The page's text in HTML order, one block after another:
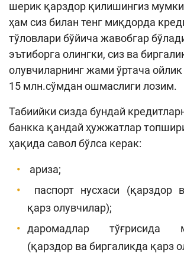
шерик қарздор қилишингиз
ҳам сиз билан тенг миқдорда
тўловлари бўйича жавобгар
эътиборга олингки, сиз ва
олувчиларнинг жами ўртача
15 млн.сўмдан ошмаслиги лозим.
Табиийки сизда бундай
банкка қандай ҳужжатлар
ҳақида савол бўлса керак:
ариза;
паспорт нусхаси (қарздор
қарз олувчилар);
даромадлар тўғрисида
(қарздор ва биргаликда қарз